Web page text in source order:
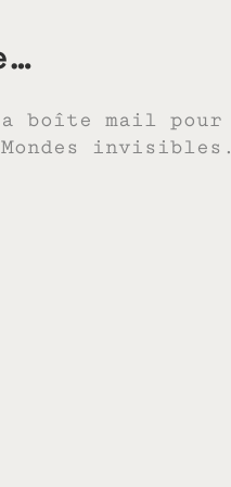
boîte mail pour
invisibles.